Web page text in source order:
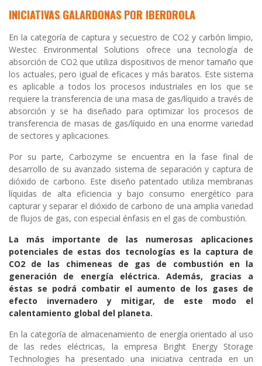
INICIATIVAS GALARDONAS POR IBERDROLA
En la categoría de captura y secuestro de CO2 y carbón limpio,
Westec Environmental Solutions ofrece una tecnología de
absorción de CO2 que utiliza dispositivos de menor tamaño que
los actuales, pero igual de eficaces y más baratos. Este sistema
es aplicable a todos los procesos industriales en los que se
requiere la transferencia de una masa de gas/líquido a través de
absorción y se ha diseñado para optimizar los procesos de
transferencia de masas de gas/líquido en una enorme variedad
de sectores y aplicaciones.
Por su parte, Carbozyme se encuentra en la fase final de
desarrollo de su avanzado sistema de separación y captura de
dióxido de carbono. Este diseño patentado utiliza membranas
líquidas de alta eficiencia y bajo consumo energético para
capturar y separar el dióxido de carbono de una amplia variedad
de flujos de gas, con especial énfasis en el gas de combustión.
La más importante de las numerosas aplicaciones
potenciales de estas dos tecnologías es la captura de
CO2 de las chimeneas de gas de combustión en la
generación de energía eléctrica. Además, gracias a
éstas se podrá combatir el aumento de los gases de
efecto invernadero y mitigar, de este modo el
calentamiento global del planeta.
En la categoría de almacenamiento de energía orientado al uso
de las redes eléctricas, la empresa Bright Energy Storage
Technologies ha presentado una iniciativa centrada en un